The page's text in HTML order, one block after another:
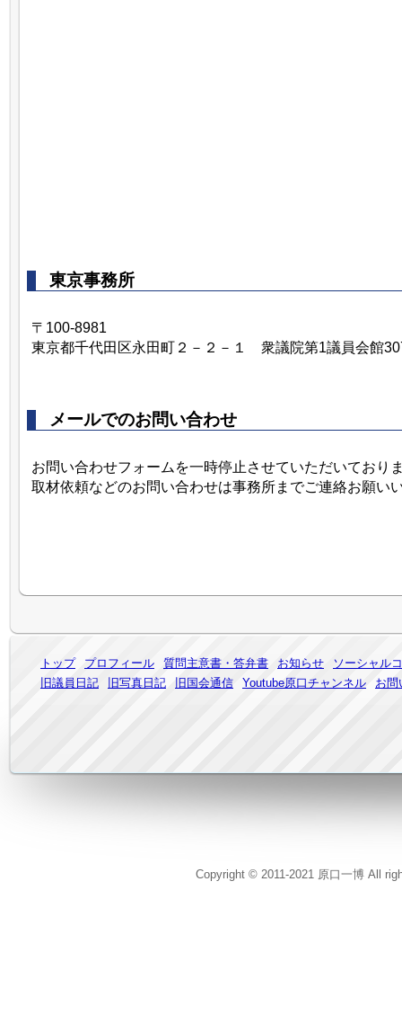
東京事務所
〒100‐8981
東京都千代田区永田町２－２－１ 衆議院第1議員会館
メールでのお問い合わせ
お問い合わせフォームを一時停止させていただいており
取材依頼などのお問い合わせは事務所までご連絡お願い
トップ プロフィール 質問主意書・答弁書 お知らせ
ソーシャル
旧議員日記
旧写真日記 旧国会通信 Youtube原口チャンネル お問
Copyright © 2011-2021 原口一博 All